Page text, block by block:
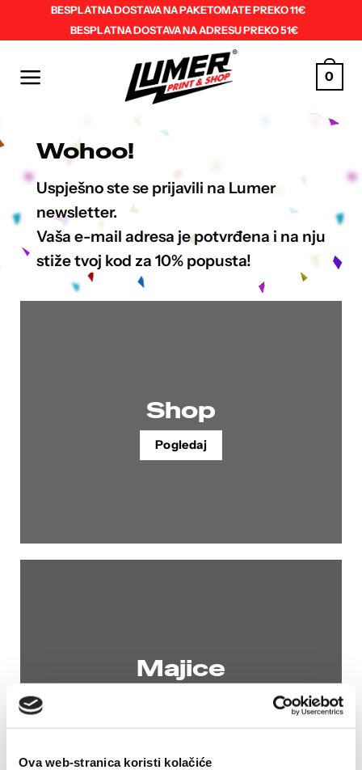
Ova web-stranica koristi kolačiće
BESPLATNA DOSTAVA NA PAKETOMATE PREKO 11€
BESPLATNA DOSTAVA NA ADRESU PREKO 51€
0
Wohoo!
Uspješno ste se prijavili na Lumer
newsletter.
Vaša e-mail adresa je potvrđena i na nju
stiže tvoj kod za 10% popusta!
Shop
Pogledaj
Majice